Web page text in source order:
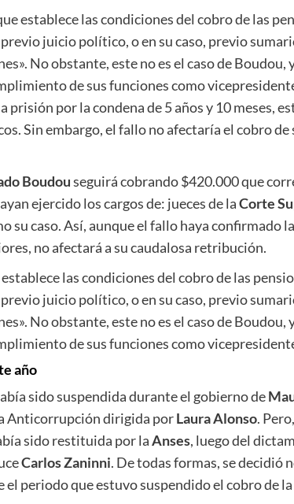
establece las condiciones del cobro de las
juicio político, o en su caso, previo
No obstante, este no es el caso de Boudou,
de sus funciones como
prisión por la condena de 5 años y 10 meses,
Sin embargo, el fallo no afectaría el cobro
Boudouseguirá cobrando $420.000 que
ejercido los cargos de: jueces de laCorte
su caso. Así, aunque el fallo haya confirmado
no afectará a su caudalosa retribución.
las condiciones del cobro de las
juicio político, o en su caso, previo
No obstante, este no es el caso de Boudou,
de sus funciones como
año
sido suspendida durante el gobierno de
Anticorrupción dirigida porLaura Alonso.
sido restituida por laAnses, luego del
Carlos Zaninni. De todas formas, se decidió
periodo que estuvo suspendido el cobro de